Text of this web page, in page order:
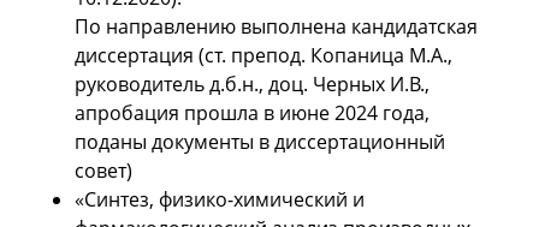
По направлению выполнена кандидатская
диссертация (ст. препод. Копаница М.А.,
руководитель д.б.н., доц. Черных И.В.,
апробация прошла в июне 2024 года,
поданы документы в диссертационный
совет)
​«Синтез, физико-химический и